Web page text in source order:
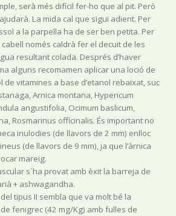
serà més difícil fer-ho que al pit. Però
La mida cal que sigui adient. Per
a la parpella ha de ser ben petita. Per
només caldrà fer el decuit de les
resultant colada. Després d’haver
alguns recomamen aplicar una loció de
de vitamines a base d’etanol rebaixat, suc
Arnica montana, Hypericum
angustifolia, Ocimum baslicum,
Rosmarinus officinalis. És important no
inulodies (de llavors de 2 mm) enlloc
(de llavors de 9 mm), ja que l’àrnica
mareig.
s`ha provat amb èxit la barreja de
+ ashwagandha.
tipus II sembla que va molt bé la
fenigrec (42 mg/Kg) amb fulles de